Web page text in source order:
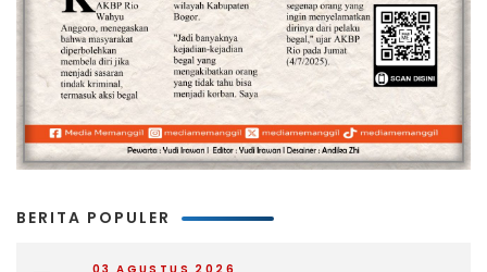
BERITA POPULER
03 AGUSTUS 2026